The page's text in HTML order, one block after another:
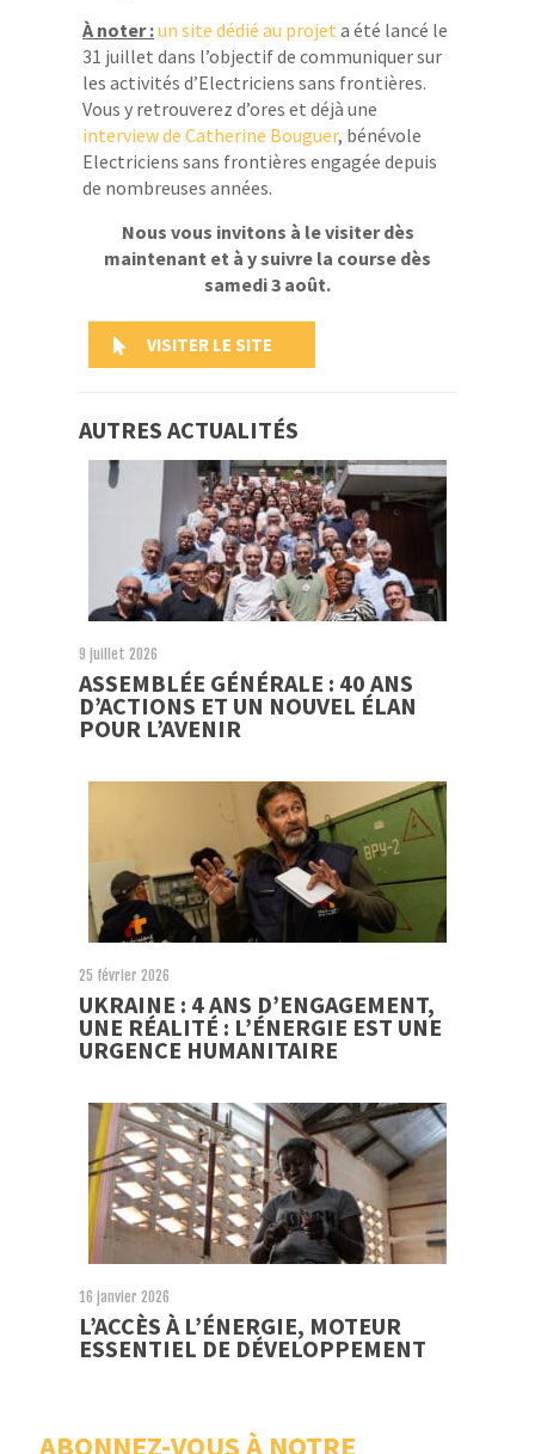
À noter :un site dédié au projet a été lancé le
31 juillet dans l’objectif de communiquer sur
les activités d’Electriciens sans frontières.
Vous y retrouverez d’ores et déjà une
interview de Catherine Bouguer, bénévole
Electriciens sans frontières engagée depuis
de nombreuses années.
Nous vous invitons à le visiter dès
maintenant et à y suivre la course dès
samedi 3 août.
VISITER LE SITE
AUTRES ACTUALITÉS
9 juillet 2026
ASSEMBLÉE GÉNÉRALE : 40 ANS
D’ACTIONS ET UN NOUVEL ÉLAN
POUR L’AVENIR
25 février 2026
UKRAINE : 4 ANS D’ENGAGEMENT,
UNE RÉALITÉ : L’ÉNERGIE EST UNE
URGENCE HUMANITAIRE
16 janvier 2026
L’ACCÈS À L’ÉNERGIE, MOTEUR
ESSENTIEL DE DÉVELOPPEMENT
ABONNEZ-VOUS À NOTRE